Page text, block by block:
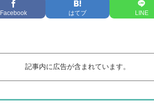
Facebook はてブ LINE
記事内に広告が含まれています。